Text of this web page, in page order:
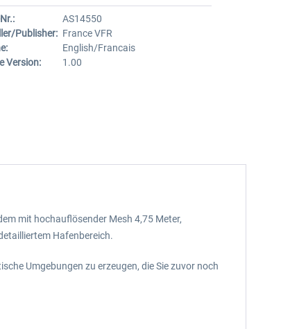
AS14550
Publisher: France VFR
English/Francais
Version:
1.00
mit hochauflösender Mesh 4,75 Meter,
Hafenbereich.
Umgebungen zu erzeugen, die Sie zuvor noch